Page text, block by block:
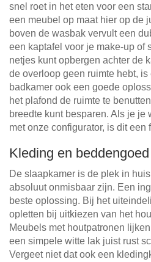
snel roet in het eten voor een
een meubel op maat hier op de
boven de wasbak vervult een
een kaptafel voor je make-up of
netjes kunt opbergen achter de
de overloop geen ruimte hebt,
badkamer ook een goede
het plafond de ruimte te
breedte kunt besparen. Als je je
met onze configurator, is dit een
Kleding en
De slaapkamer is de plek in
absoluut onmisbaar zijn. Een
beste oplossing. Bij het
opletten bij uitkiezen van het
Meubels met houtpatronen
een simpele witte lak juist rust
Vergeet niet dat ook een